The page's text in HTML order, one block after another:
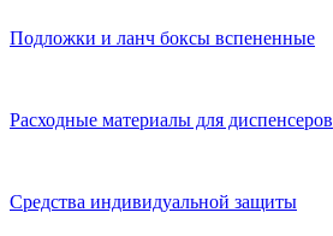
Подложки и ланч боксы вспененные
Расходные материалы для диспенсеров
Средства индивидуальной защиты